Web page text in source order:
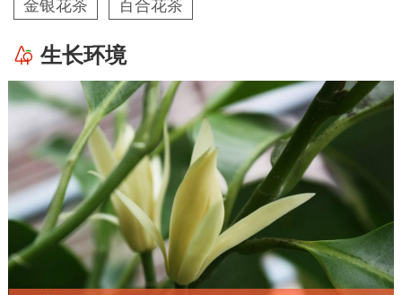
金银花茶 百合花茶
生长环境